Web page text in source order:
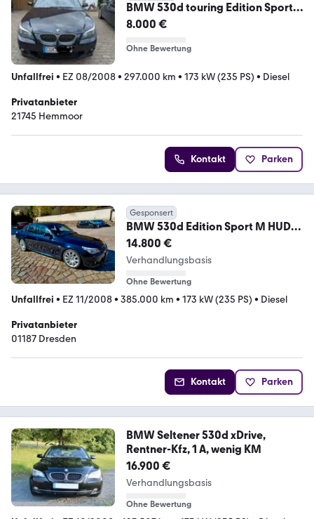
BMW 530d touring Edition Sport
Edition Sport ...
8.000 €
Ohne Bewertung
Unfallfrei • EZ 08/2008• 297.000 km • 173 kW (235 PS) • Diesel
Privatanbieter
21745 Hemmoor
Kontakt Parken
Gesponsert
BMW 530d Edition Sport M HUD
Glas Leder 8fach Voll
14.800 €
Verhandlungsbasis
Ohne Bewertung
Unfallfrei • EZ 11/2008• 385.000 km • 173 kW (235 PS) • Diesel
Privatanbieter
01187 Dresden
Kontakt Parken
BMW Seltener 530d xDrive,
Rentner-Kfz, 1 A, wenig KM
16.900 €
Verhandlungsbasis
Ohne Bewertung